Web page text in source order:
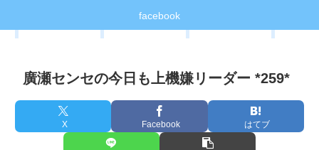
facebook
廣瀬センセの今日も上機嫌リーダー *259*
X Facebook はてブ